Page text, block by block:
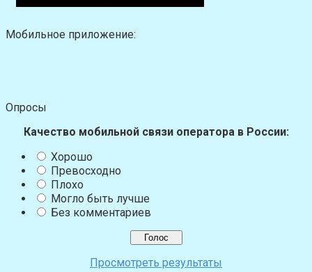
Мобильное приложение:
Опросы
Качество мобильной связи оператора в России:
Хорошо
Превосходно
Плохо
Могло быть лучше
Без комментариев
Просмотреть результаты